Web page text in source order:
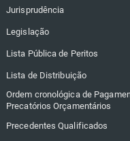
Jurisprudência
Legislação
Lista Pública de Peritos
Lista de Distribuição
Ordem cronológica de
Precatórios Orçamentários
Precedentes Qualificados